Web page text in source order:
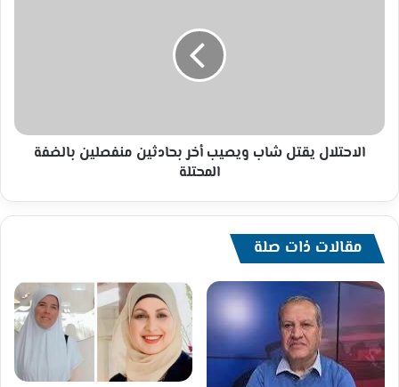
المحتلة
الاحتلال يقتل شاب ويصيب أخر بحادثين منفصلين بالضفة
المحتلة
مقالات ذات صلة